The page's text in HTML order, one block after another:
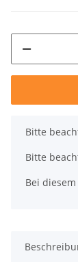
x
Bitte
Bitte
Bei